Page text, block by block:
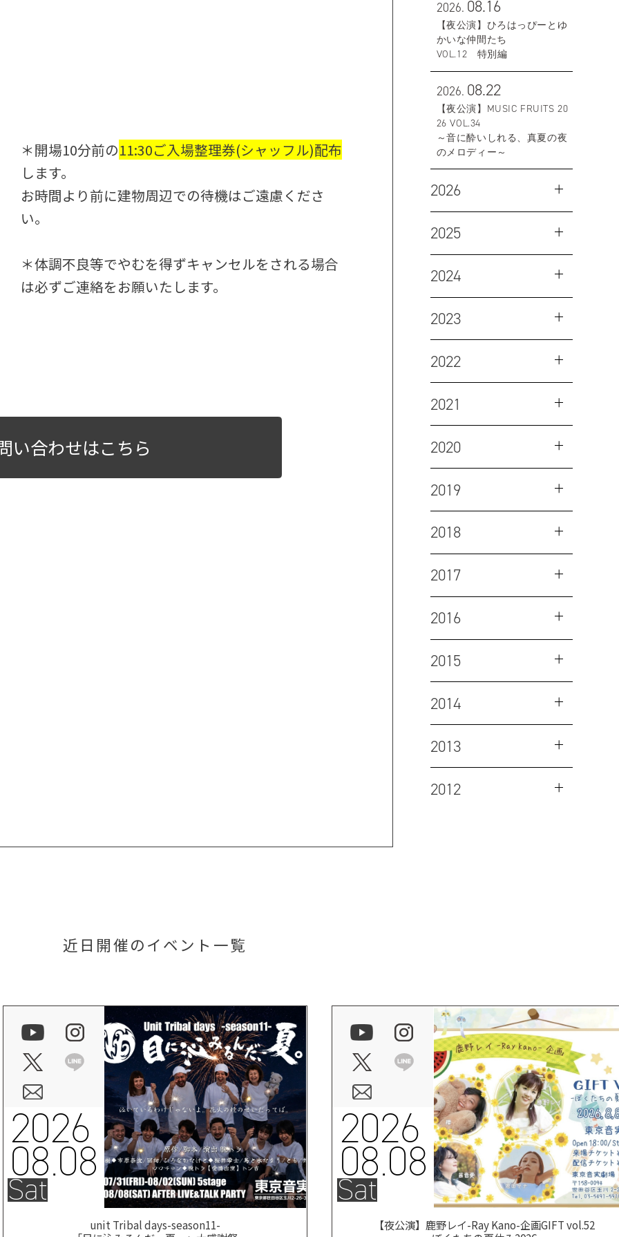
＊開場10分前の11:30ご入場整理券(シャッフル)配布
します。
お時間より前に建物周辺での待機はご遠慮くださ
い。
＊体調不良等でやむを得ずキャンセルをされる場合
は必ずご連絡をお願いたします。
い合わせはこちら
2026. 08.16
【夜公演】ひろはっぴーとゆ
かいな仲間たち
VOL.12 特別編
2026. 08.22
【夜公演】MUSIC FRUITS 20
26 VOL.34
～音に酔いしれる、真夏の夜
のメロディー～
2026
2025
2024
2023
2022
2021
2020
2019
2018
2017
2016
2015
2014
2013
2012
近日開催のイベント一覧
2026
08.08
Sat
unit Tribal days-season11-
2026
08.08
Sat
【夜公演】鹿野レイ-Ray Kano-企画GIFT vol.52